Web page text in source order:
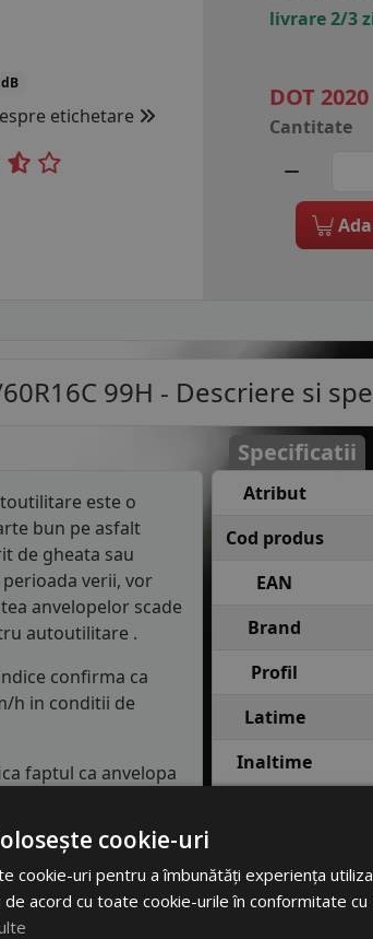
etichetare
livrare 2/3
DOT 2020
Cantitate
99H - Descriere si
este o
bun pe asfalt
de gheata sau
verii, vor
anvelopelor scade
autoutilitare .
confirma ca
h in conditii de
faptul ca anvelopa
roata in conditii
de carburant
consumul de
Specificatii
Atribut
Cod produs
EAN
Brand
Profil
Latime
Inaltime
incarcare
cookie-uri
cookie-uri pentru a îmbunătăți experiența
acord cu toate cookie-urile în conformitate